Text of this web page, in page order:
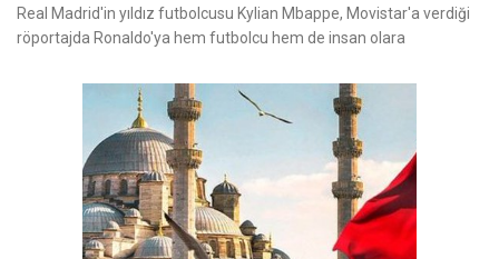
Real Madrid'in yıldız futbolcusu Kylian Mbappe, Movistar'a verdiği
röportajda Ronaldo'ya hem futbolcu hem de insan olara